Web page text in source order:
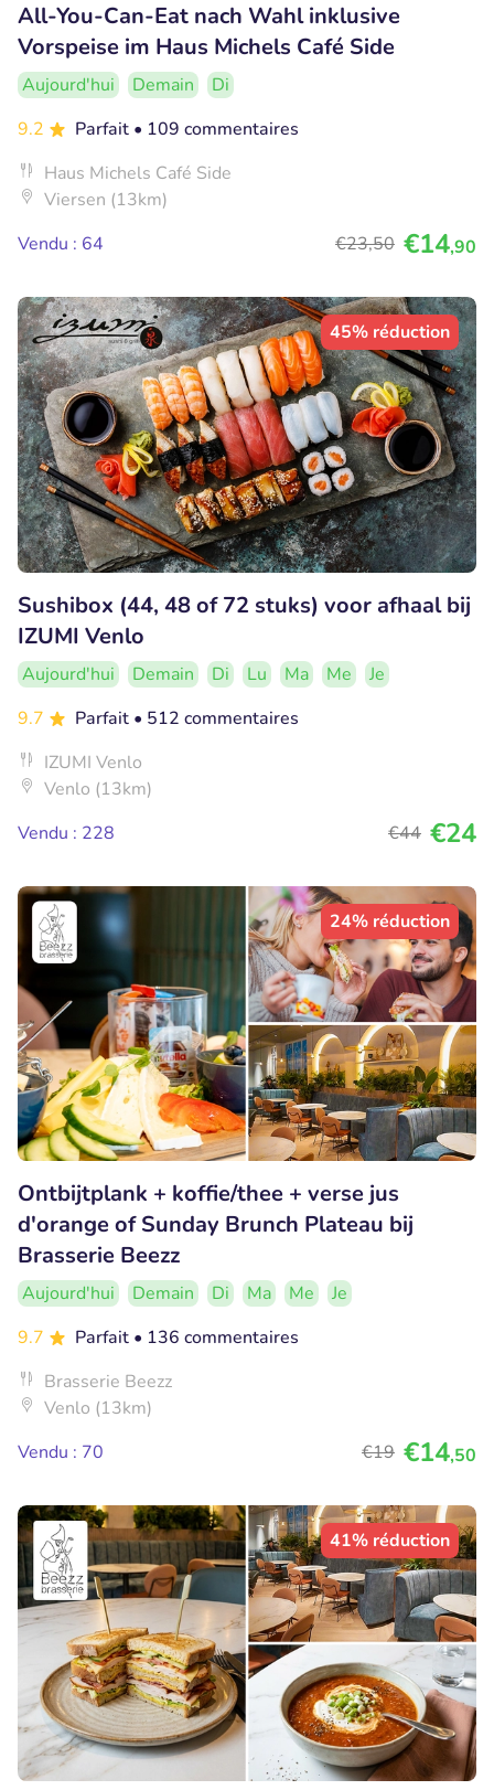
All-You-Can-Eat nach Wahl inklusive
Vorspeise im Haus Michels Café Side
Aujourd'hui Demain
Di
9.2
Parfait • 109 commentaires
Haus Michels Café Side
Viersen (13km)
Vendu : 64
€23,50 €14,90
45% réduction
Sushibox (44, 48 of 72 stuks) voor afhaal bij
IZUMI Venlo
Aujourd'hui Demain Di Lu Ma Me
Je
9.7
Parfait • 512 commentaires
IZUMI Venlo
Venlo (13km)
Vendu : 228
€44 €24
24% réduction
Ontbijtplank + koffie/thee + verse jus
d'orange of Sunday Brunch Plateau bij
Brasserie Beezz
Aujourd'hui Demain Di Ma Me
Je
9.7
Parfait • 136 commentaires
Brasserie Beezz
Venlo (13km)
Vendu : 70
€19 €14,50
41% réduction